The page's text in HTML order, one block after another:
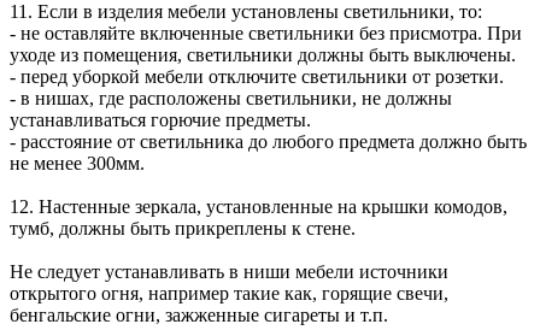
11. Если в изделия мебели установлены светильники, то:
- не оставляйте включенные светильники без присмотра. При
уходе из помещения, светильники должны быть выключены.
- перед уборкой мебели отключите светильники от розетки.
- в нишах, где расположены светильники, не должны
устанавливаться горючие предметы.
- расстояние от светильника до любого предмета должно быть
не менее 300мм.
12. Настенные зеркала, установленные на крышки комодов,
тумб, должны быть прикреплены к стене.
Не следует устанавливать в ниши мебели источники
открытого огня, например такие как, горящие свечи,
бенгальские огни, зажженные сигареты и т.п.